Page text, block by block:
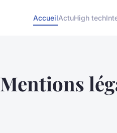
AccueilActuHigh tech
Mentions